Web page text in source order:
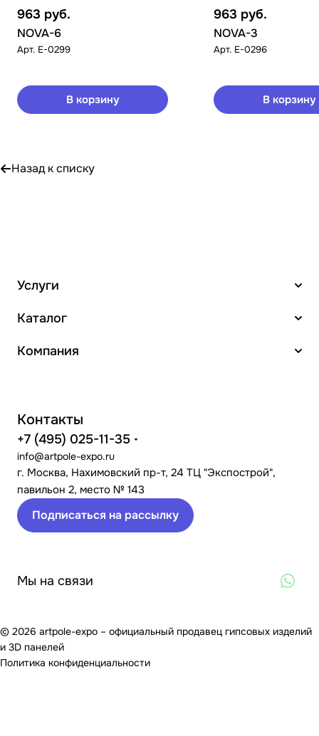
963 руб.
NOVA-6
Арт. E-0299
В корзину
963 руб.
NOVA-3
Арт. E-0296
В корзину
Назад к списку
Услуги
Каталог
Компания
Контакты
+7 (495) 025-11-35
info@artpole-expo.ru
г. Москва, Нахимовский пр-т, 24 ТЦ "Экспострой",
павильон 2, место № 143
Подписаться на рассылку
Мы на связи
© 2026 artpole-expo – официальный продавец гипсовых изделий
и 3D панелей
Политика конфиденциальности